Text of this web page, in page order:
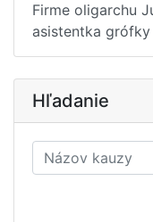
Firme oligarchu
asistentka
Hľadanie